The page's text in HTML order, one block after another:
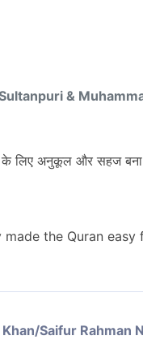
&
अनुकूल और सहज बना
the Quran
Saifur Rahman